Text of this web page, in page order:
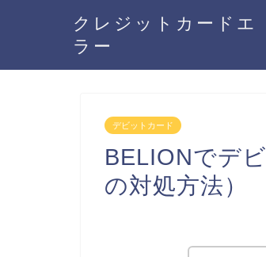
クレジットカードエ
ラー
デビットカード
BELIONでデ
の対処方法）